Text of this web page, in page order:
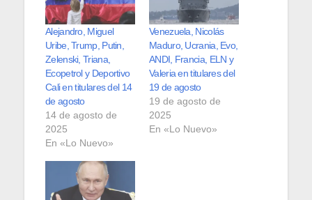
Alejandro, Miguel
Uribe, Trump, Putin,
Zelenski, Triana,
Ecopetrol y Deportivo
Cali en titulares del 14
de agosto
14 de agosto de
2025
En «Lo Nuevo»
Venezuela, Nicolás
Maduro, Ucrania, Evo,
ANDI, Francia, ELN y
Valeria en titulares del
19 de agosto
19 de agosto de
2025
En «Lo Nuevo»